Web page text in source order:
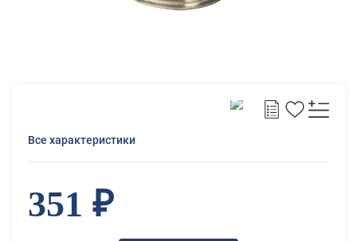
Все характеристики
351 ₽